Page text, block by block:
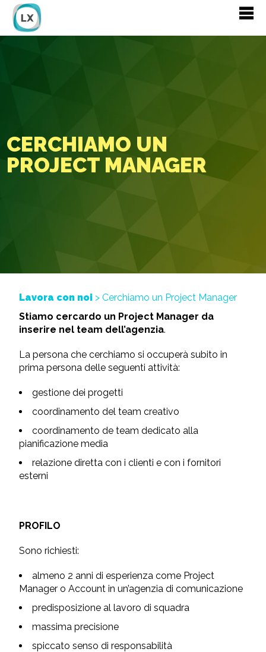
CERCHIAMO UN
PROJECT MANAGER
Lavora con noi > Cerchiamo un Project Manager
Stiamo cercardo un Project Manager da
inserire nel team dell’agenzia.
La persona che cerchiamo si occuperà subito in
prima persona delle seguenti attività:
gestione dei progetti
coordinamento del team creativo
coordinamento de team dedicato alla
pianificazione media
relazione diretta con i clienti e con i fornitori
esterni
PROFILO
Sono richiesti:
almeno 2 anni di esperienza come Project
Manager o Account in un’agenzia di comunicazione
predisposizione al lavoro di squadra
massima precisione
spiccato senso di responsabilità